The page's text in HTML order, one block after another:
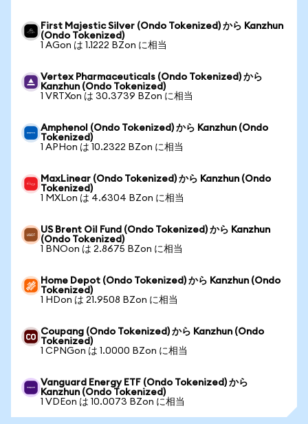
First Majestic Silver (Ondo Tokenized) から Kanzhun
(Ondo Tokenized)
1 AGon は 1.1222 BZon に相当
Vertex Pharmaceuticals (Ondo Tokenized) から
Kanzhun (Ondo Tokenized)
1 VRTXon は 30.3739 BZon に相当
Amphenol (Ondo Tokenized) から Kanzhun (Ondo
Tokenized)
1 APHon は 10.2322 BZon に相当
MaxLinear (Ondo Tokenized) から Kanzhun (Ondo
Tokenized)
1 MXLon は 4.6304 BZon に相当
US Brent Oil Fund (Ondo Tokenized) から Kanzhun
(Ondo Tokenized)
1 BNOon は 2.8675 BZon に相当
Home Depot (Ondo Tokenized) から Kanzhun (Ondo
Tokenized)
1 HDon は 21.9508 BZon に相当
Coupang (Ondo Tokenized) から Kanzhun (Ondo
Tokenized)
1 CPNGon は 1.0000 BZon に相当
Vanguard Energy ETF (Ondo Tokenized) から
Kanzhun (Ondo Tokenized)
1 VDEon は 10.0073 BZon に相当